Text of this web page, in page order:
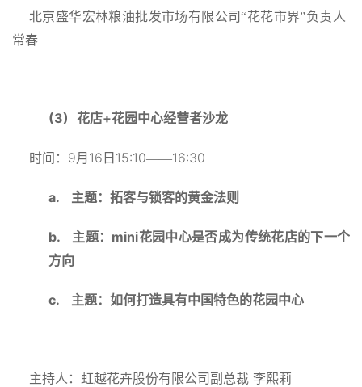
北京盛华宏林粮油批发市场有限公司“花花市界”负责人
常春
(3) 花店+花园中心经营者沙龙
时间： 9月 16 日 15:10——16:30
a. 主题：拓客与锁客的黄金法则
b. 主题： mini花园中心是否成为传统花店的下一个
方向
c. 主题：如何打造具有中国特色的花园中心
主持人：虹越花卉股份有限公司副总裁 李熙莉